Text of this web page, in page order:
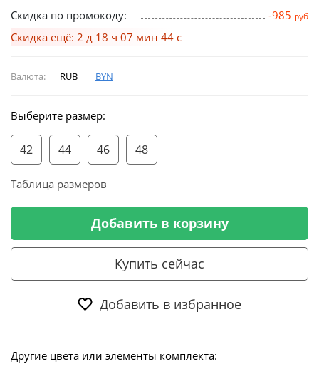
Скидка по промокоду: -985 руб
Скидка ещё: 2 д 18 ч 07 мин 43 с
Валюта: RUB BYN
Выберите размер:
42 44 46 48
Таблица размеров
Добавить в корзину
Купить сейчас
Добавить в избранное
Другие цвета или элементы комплекта: